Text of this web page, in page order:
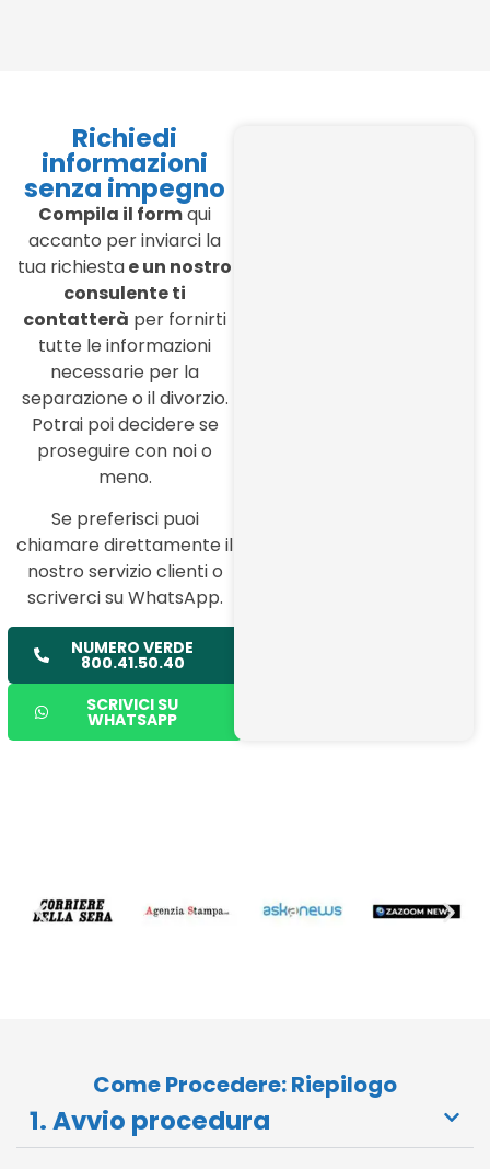
Richiedi
informazioni
senza impegno
Compila il formqui
accanto per inviarci la
tua richiestae un nostro
consulente ti
contatterà per fornirti
tutte le informazioni
necessarie per la
separazione o il divorzio.
Potrai poi decidere se
proseguire con noi o
meno.
Se preferisci puoi
chiamare direttamente il
nostro servizio clienti o
scriverci su WhatsApp.
NUMERO VERDE
800.41.50.40
SCRIVICI SU
WHATSAPP
Come Procedere: Riepilogo
1. Avvio procedura